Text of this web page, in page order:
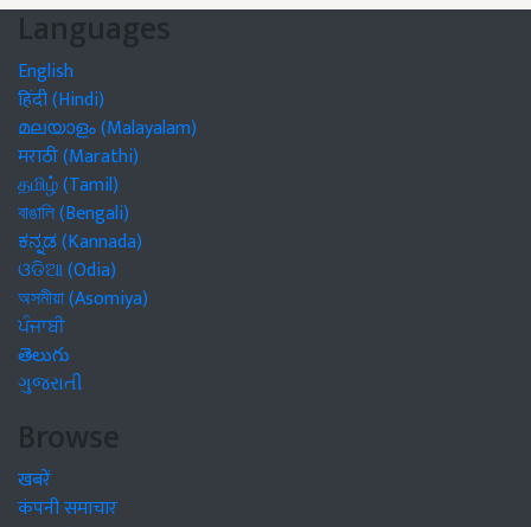
Languages
English
हिंदी (Hindi)
മലയാളം (Malayalam)
मराठी (Marathi)
தமிழ் (Tamil)
বাঙালি (Bengali)
ಕನ್ನಡ (Kannada)
ଓଡିଆ (Odia)
অসমীয়া (Asomiya)
ਪੰਜਾਬੀ
తెలుగు
ગુજરાતી
Browse
खबरें
कंपनी समाचार